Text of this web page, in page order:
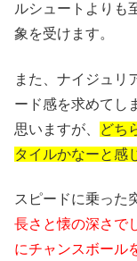
ルシュートよりも
象を受けます。
また、ナイジュリ
ード感を求めてし
思いますが、
どち
タイルかなーと感
スピードに乗った
長さと懐の深さで
にチャンスボール